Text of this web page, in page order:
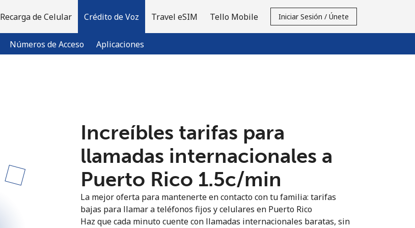
Recarga de Celular Crédito de Voz
Números de Acceso Aplicaciones
Travel eSIM Tello Mobile Iniciar Sesión / Únete
¿Ya tienes una cuenta? Inicia sesión →
Regístrate con
Increíbles tarifas para
llamadas internacionales a
Puerto Rico ⁦1.5c⁩/min
La mejor oferta para mantenerte en contacto con tu familia: tarifas
bajas para llamar a teléfonos fijos y celulares en Puerto Rico
Haz que cada minuto cuente con llamadas internacionales baratas, sin